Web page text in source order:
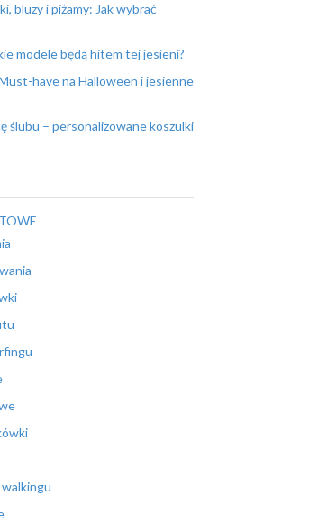
bluzy i piżamy: Jak wybrać
modele będą hitem tej jesieni?
have na Halloween i jesienne
ślubu – personalizowane koszulki